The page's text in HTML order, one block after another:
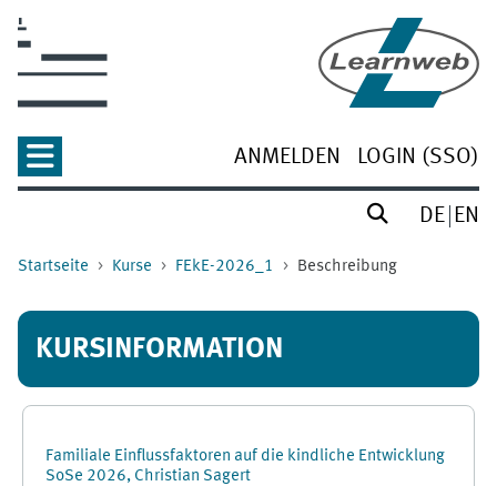
ANMELDEN LOGIN (SSO)
DE EN
Startseite Kurse FEkE-2026_1 Beschreibung
KURSINFORMATION
Familiale Einflussfaktoren auf die kindliche Entwicklung
SoSe 2026, Christian Sagert